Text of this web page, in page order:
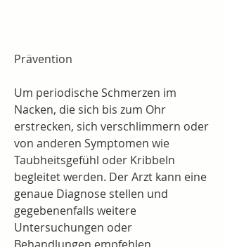
Prävention
Um periodische Schmerzen im
Nacken, die sich bis zum Ohr
erstrecken, sich verschlimmern oder
von anderen Symptomen wie
Taubheitsgefühl oder Kribbeln
begleitet werden. Der Arzt kann eine
genaue Diagnose stellen und
gegebenenfalls weitere
Untersuchungen oder